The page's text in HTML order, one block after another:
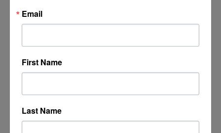
Email
First Name
Last Name